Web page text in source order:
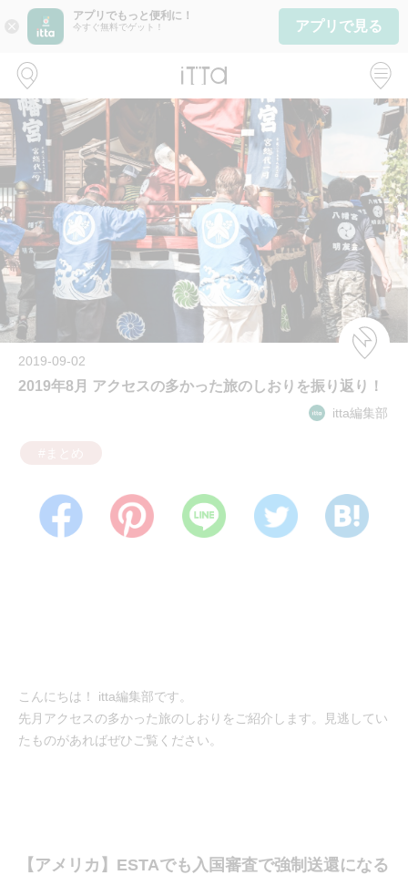
close
アプリでもっと便利に！
今すぐ無料でゲット！ アプリで見る
2019-09-02
2019年8月 アクセスの多かった旅のしおりを振り返り！
itta編集部
こんにちは！ itta編集部です。
先月アクセスの多かった旅のしおりをご紹介します。見逃してい
たものがあればぜひご覧ください。
【アメリカ】ESTAでも入国審査で強制送還になる